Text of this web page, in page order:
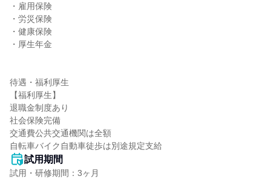
・雇用保険
・労災保険
・健康保険
・厚生年金
待遇・福利厚生
【福利厚生】
退職金制度あり
社会保険完備
交通費公共交通機関は全額
自転車バイク自動車徒歩は別途規定支給
試用期間
試用・研修期間：3ヶ月